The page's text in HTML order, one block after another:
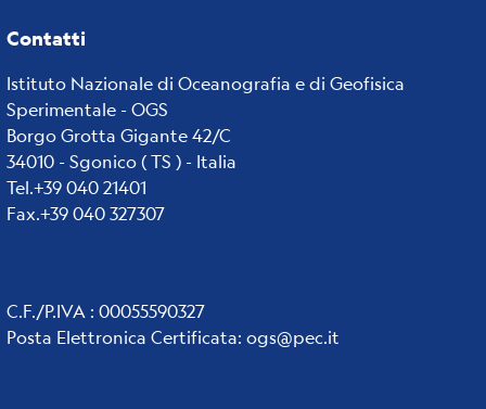
Contatti
Istituto Nazionale di Oceanografia e di Geofisica
Sperimentale - OGS
Borgo Grotta Gigante 42/C
34010 - Sgonico ( TS ) - Italia
Tel.+39 040 21401
Fax.+39 040 327307
C.F./P.IVA : 00055590327
Posta Elettronica Certificata: ogs@pec.it